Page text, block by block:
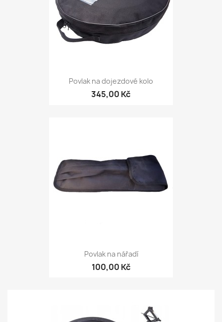
Povlak na dojezdové kolo
345,00 Kč
Povlak na nářadí
100,00 Kč